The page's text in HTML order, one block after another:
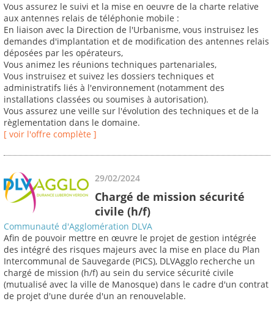
Vous assurez le suivi et la mise en oeuvre de la charte relative
aux antennes relais de téléphonie mobile :
En liaison avec la Direction de l'Urbanisme, vous instruisez les
demandes d'implantation et de modification des antennes relais
déposées par les opérateurs,
Vous animez les réunions techniques partenariales,
Vous instruisez et suivez les dossiers techniques et
administratifs liés à l'environnement (notamment des
installations classées ou soumises à autorisation).
Vous assurez une veille sur l'évolution des techniques et de la
règlementation dans le domaine.
[ voir l'offre complète ]
29/02/2024
Chargé de mission sécurité
civile (h/f)
Communauté d'Agglomération DLVA
Afin de pouvoir mettre en œuvre le projet de gestion intégrée
des intégré des risques majeurs avec la mise en place du Plan
Intercommunal de Sauvegarde (PICS), DLVAgglo recherche un
chargé de mission (h/f) au sein du service sécurité civile
(mutualisé avec la ville de Manosque) dans le cadre d'un contrat
de projet d'une durée d'un an renouvelable.